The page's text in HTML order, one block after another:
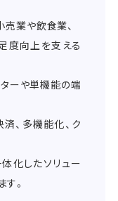
業や飲食業、
度向上を支える
ーや単機能の端
、多機能化、ク
化したソリュー
。